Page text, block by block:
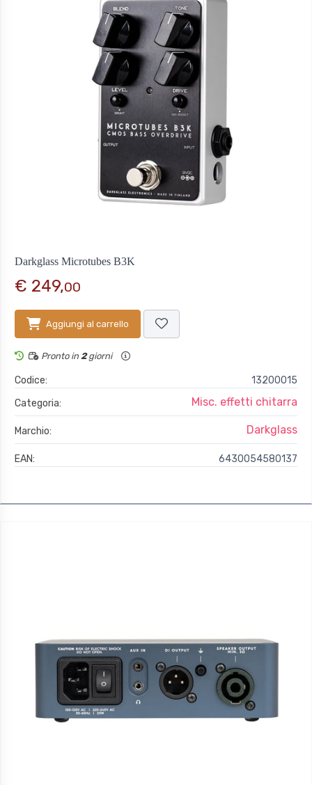
Darkglass Microtubes B3K
€ 249,00
Aggiungi al carrello
Pronto in 2giorni
Codice:
13200015
Categoria:
Misc. effetti chitarra
Marchio: Darkglass
EAN: 6430054580137